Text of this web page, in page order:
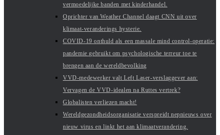
vermoedelijke banden met kinderhandel.
Oprichter van Weather Channel daagt CNN uit over
klimaat-veranderings hysterie.
COVID-19 onthuld als een massale mind control-operatie:
pandemie gebruikt om psychologische terreur toe te
brengen aan de wereldbevolking
VVD-medewerker valt Left Laser-verslaggever aan:
Vervagen de VVD-idealen na Ruttes vertrek?
Globalisten verliezen macht!
Wereldgezondheidsorganisatie verspreidt nepnieuws over
nieuw virus en linkt het aan klimaatverandering.